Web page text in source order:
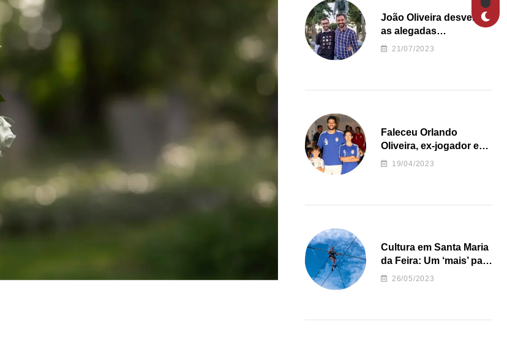
João Oliveira desvenda
as alegadas
irregularidades da
21/07/2023
Faleceu Orlando
Oliveira, ex-jogador e
treinador da formação
19/04/2023
Cultura em Santa Maria
da Feira: Um ‘mais’ para
o Concelho
26/05/2023